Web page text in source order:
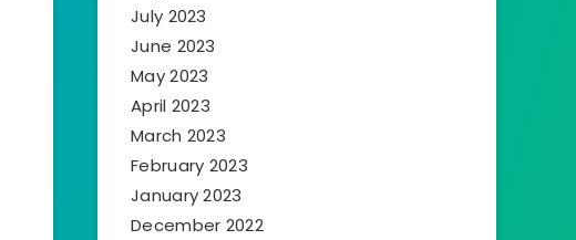
July 2023
June 2023
May 2023
April 2023
March 2023
February 2023
January 2023
December 2022